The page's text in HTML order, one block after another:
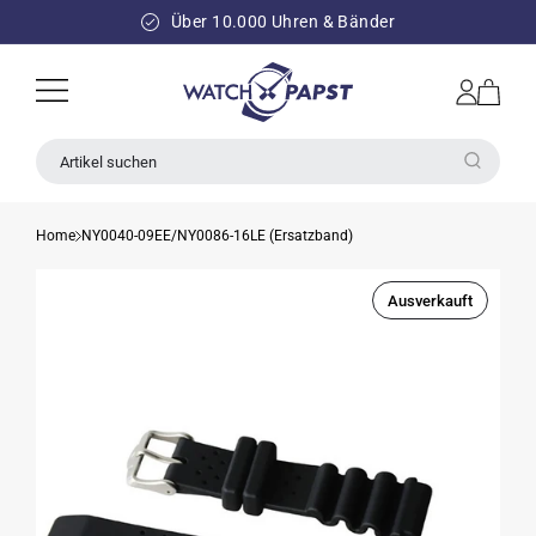
INHALT
Über 10.000 Uhren & Bänder
Einloggen
Warenkorb
Artikel suchen
Home NY0040-09EE/NY0086-16LE (Ersatzband)
Ausverkauft